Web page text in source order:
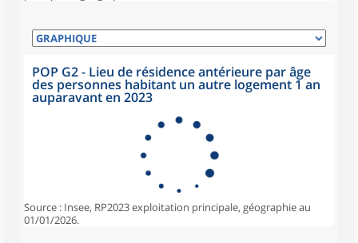
POP G2 - Lieu de résidence antérieure par âge
des personnes habitant un autre logement 1 an
auparavant en 2023
Source : Insee, RP2023 exploitation principale, géographie au
01/01/2026.